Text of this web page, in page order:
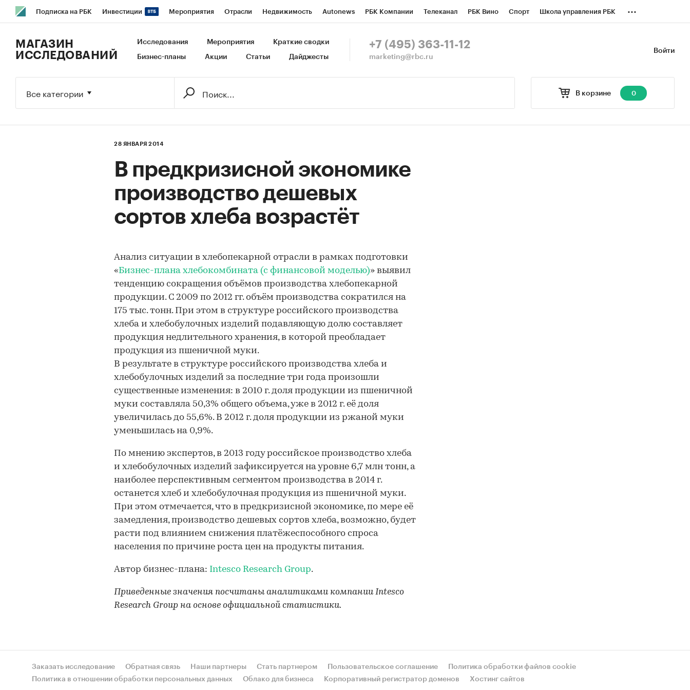
Подписка на РБК Инвестиции Мероприятия Отрасли Недвижимость Autonews РБК Компании Телеканал РБК Вино Спорт Школа управления РБК
Исследования Кредитные рейтинги Франшизы Газета Спецпроекты СПб Конференции СПб Спецпроекты
...
Войти
МАГАЗИН
ИССЛЕДОВАНИЙ
Исследования Мероприятия Краткие сводки
Бизнес-планы Акции Статьи Дайджесты
+7 (495) 363-11-12
marketing@rbc.ru
В корзине 0
Все категории
28 ЯНВАРЯ 2014
В предкризисной экономике
производство дешевых
сортов хлеба возрастёт
Анализ ситуации в хлебопекарной отрасли в рамках подготовки
«Бизнес-плана хлебокомбината (с финансовой моделью)» выявил
тенденцию сокращения объёмов производства хлебопекарной
продукции. С 2009 по 2012 гг. объём производства сократился на
175 тыс. тонн. При этом в структуре российского производства
хлеба и хлебобулочных изделий подавляющую долю составляет
продукция недлительного хранения, в которой преобладает
продукция из пшеничной муки.
В результате в структуре российского производства хлеба и
хлебобулочных изделий за последние три года произошли
существенные изменения: в 2010 г. доля продукции из пшеничной
муки составляла 50,3% общего объема, уже в 2012 г. её доля
увеличилась до 55,6%. В 2012 г. доля продукции из ржаной муки
уменьшилась на 0,9%.
По мнению экспертов, в 2013 году российское производство хлеба
и хлебобулочных изделий зафиксируется на уровне 6,7 млн тонн, а
наиболее перспективным сегментом производства в 2014 г.
останется хлеб и хлебобулочная продукция из пшеничной муки.
При этом отмечается, что в предкризисной экономике, по мере её
замедления, производство дешевых сортов хлеба, возможно, будет
расти под влиянием снижения платёжеспособного спроса
населения по причине роста цен на продукты питания.
Автор бизнес-плана: Intesco Research Group.
Приведенные значения посчитаны аналитиками компании Intesco
Research Group на основе официальной статистики.
Заказать исследование Обратная связь Наши партнеры Стать партнером Пользовательское соглашение
Политика обработки файлов cookie
Политика в отношении обработки персональных данных
Облако для бизнеса Корпоративный регистратор доменов Хостинг сайтов